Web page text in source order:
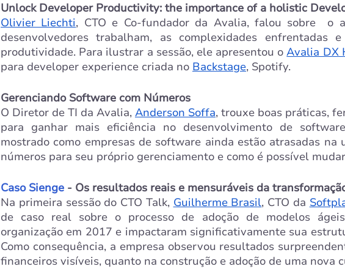
Unlock Developer Productivity: the importance of a holistic
Olivier Liechti, CTO e Co-fundador da Avalia, falou sobre  o
desenvolvedores trabalham, as complexidades enfrentadas
produtividade. Para ilustrar a sessão, ele apresentou o Avalia DX
para developer experience criada no Backstage, Spotify.
Gerenciando Software com Números
O Diretor de TI da Avalia, Anderson Soffa, trouxe boas práticas,
para ganhar mais eficiência no desenvolvimento de
mostrado como empresas de software ainda estão atrasadas na
números para seu próprio gerenciamento e como é possível
Caso Sienge - Os resultados reais e mensuráveis da
Na primeira sessão do CTO Talk, Guilherme Brasil, CTO da
de caso real sobre o processo de adoção de modelos
organização em 2017 e impactaram significativamente sua
Como consequência, a empresa observou resultados
financeiros visíveis, quanto na construção e adoção de uma nova